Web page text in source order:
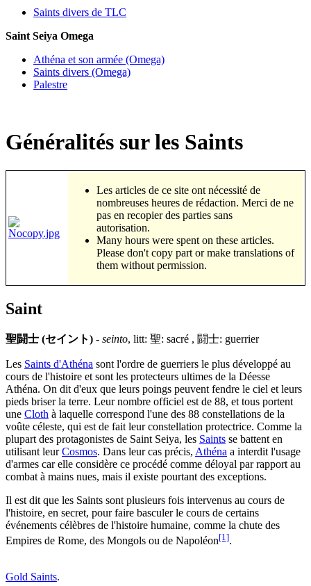
Saints divers de TLC
Saint Seiya Omega
Athéna et son armée (Omega)
Saints divers (Omega)
Palestre
Généralités sur les Saints
Les articles de ce site ont nécessité de
nombreuses heures de rédaction. Merci de ne
pas en recopier des parties sans
autorisation.
Many hours were spent on these articles.
Please don't copy part or make translations of
them without permission.
Saint
聖闘士 (セイント) - seinto, litt: 聖: sacré , 闘士: guerrier
Les Saints d'Athéna sont l'ordre de guerriers le plus développé au
cours de l'histoire et sont les protecteurs ultimes de la Déesse
Athéna. On dit d'eux que leurs poings peuvent fendre le ciel et leurs
pieds briser la terre. Leur nombre officiel est de 88, et tous portent
une Cloth à laquelle correspond l'une des 88 constellations de la
voûte céleste, qui est de fait leur constellation protectrice. Comme la
plupart des protagonistes de Saint Seiya, les Saints se battent en
utilisant leurCosmos. Dans leur cas précis, Athéna a interdit l'usage
d'armes car elle considère ce procédé comme déloyal par rapport au
combat à mains nues, mais il existe pourtant des exceptions.
Il est dit que les Saints sont plusieurs fois intervenus au cours de
l'histoire, en secret, pour faire basculer le cours de certains
événements célèbres de l'histoire humaine, comme la chute des
Empires de Rome, des Mongols ou de Napoléon[1].
Gold Saints.